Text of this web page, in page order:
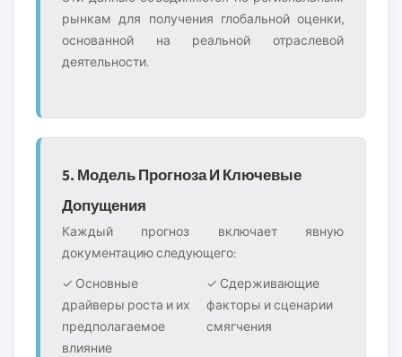
рынкам для получения глобальной оценки,
основанной на реальной отраслевой
деятельности.
5. Модель Прогноза И Ключевые
Допущения
Каждый прогноз включает явную
документацию следующего:
✓ Основные
драйверы роста и их
предполагаемое
влияние
✓ Сдерживающие
факторы и сценарии
смягчения